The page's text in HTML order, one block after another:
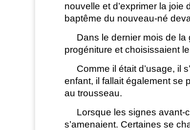
nouvelle et d’exprimer la
baptême du nouveau-né
Dans le dernier mois de la
progéniture et choisissaient
Comme il était d’usage, il
enfant, il fallait également se
au trousseau.
Lorsque les signes avant-
s’amenaient. Certaines se